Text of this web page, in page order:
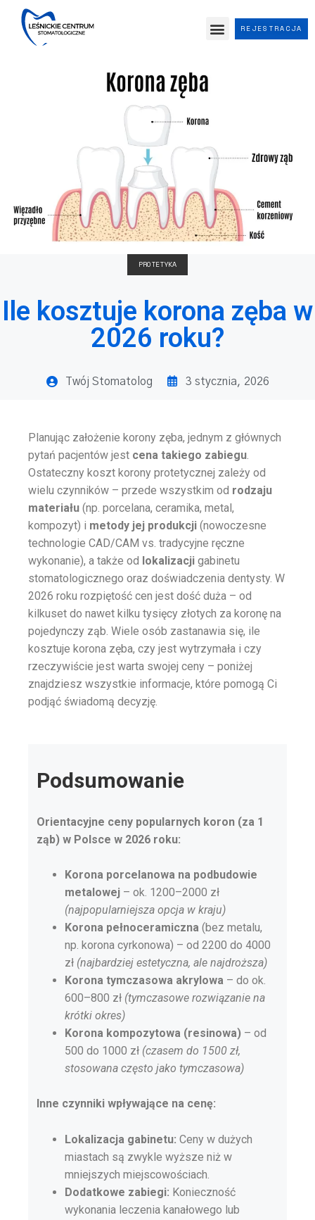
REJESTRACJA
PROTETYKA
Ile kosztuje korona zęba w
2026 roku?
Twój Stomatolog 3 stycznia, 2026
Planując założenie korony zęba, jednym z głównych
pytań pacjentów jest cena takiego zabiegu.
Ostateczny koszt korony protetycznej zależy od
wielu czynników – przede wszystkim od rodzaju
materiału (np. porcelana, ceramika, metal,
kompozyt) i metody jej produkcji (nowoczesne
technologie CAD/CAM vs. tradycyjne ręczne
wykonanie), a także od lokalizacji gabinetu
stomatologicznego oraz doświadczenia dentysty. W
2026 roku rozpiętość cen jest dość duża – od
kilkuset do nawet kilku tysięcy złotych za koronę na
pojedynczy ząb. Wiele osób zastanawia się, ile
kosztuje korona zęba, czy jest wytrzymała i czy
rzeczywiście jest warta swojej ceny – poniżej
znajdziesz wszystkie informacje, które pomogą Ci
podjąć świadomą decyzję.
Podsumowanie
Orientacyjne ceny popularnych koron (za 1
ząb) w Polsce w 2026 roku:
Korona porcelanowa na podbudowie
metalowej – ok. 1200–2000 zł
(najpopularniejsza opcja w kraju)
Korona pełnoceramiczna (bez metalu,
np. korona cyrkonowa) – od 2200 do 4000
zł (najbardziej estetyczna, ale najdroższa)
Korona tymczasowa akrylowa – do ok.
600–800 zł (tymczasowe rozwiązanie na
krótki okres)
Korona kompozytowa (resinowa) – od
500 do 1000 zł (czasem do 1500 zł,
stosowana często jako tymczasowa)
Inne czynniki wpływające na cenę:
Lokalizacja gabinetu: Ceny w dużych
miastach są zwykle wyższe niż w
mniejszych miejscowościach.
Dodatkowe zabiegi: Konieczność
wykonania leczenia kanałowego lub